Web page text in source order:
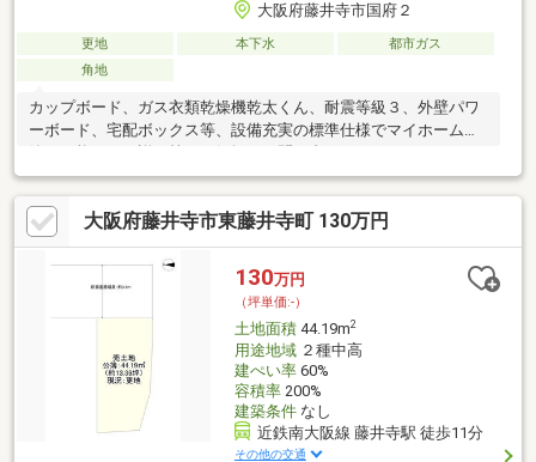
大阪府藤井寺市国府２
更地 本下水
都市ガス
角地
カップボード、ガス衣類乾燥機乾太くん、耐震等級３、外壁パワ
ーボード、宅配ボックス等、設備充実の標準仕様でマイホーム建
大阪府藤井寺市東藤井寺町 130万円
130万円
（坪単価:-）
土地面積44.19m2
用途地域２種中高
建ぺい率60%
容積率200%
建築条件なし
近鉄南大阪線 藤井寺駅 徒歩11分
その他の交通